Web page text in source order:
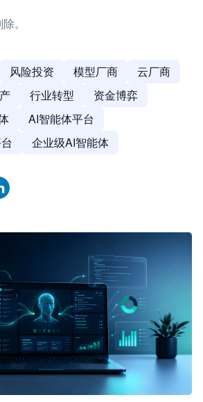
。
风险投资 模型厂商
云厂商
行业转型
资金博弈
AI智能体平台
企业级AI智能体